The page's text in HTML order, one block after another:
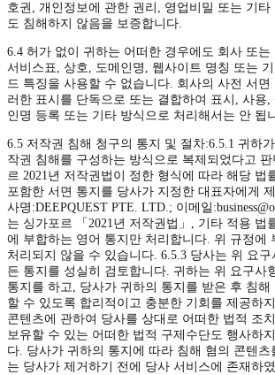
호권, 개인정보에 관한 권리, 영업비밀 또는 기타
도 침해하지 않음을 보증합니다.
6.4 허가 없이 귀하는 어떠한 경우에도 회사 또는
서비스표, 상호, 도메인명, 웹사이트 명칭 또는
드 특징을 사용할 수 없습니다. 회사의 사전 서면
러한 표시를 단독으로 또는 결합하여 표시, 사용,
인명 등록 또는 기타 방식으로 처리해서는 안 됩
6.5 저작권 침해 청구의 통지 및 절차:6.5.1 귀하
작권 침해를 구성하는 방식으로 복제되었다고
르 2021년 저작권법이 정한 형식에 따라 해당 법
포함한 서면 통지를 당사가 지정한 대표자에게
사명:DEEPQUEST PTE. LTD.; 이메일:
는 싱가포르 「2021년 저작권법」, 기타 적용 법
에 부합하는 영어 통지만 처리합니다. 위 규정에
처리되지 않을 수 있습니다. 6.5.3 당사는 위 요
든 통지를 성실히 검토합니다. 귀하는 위 요구사
통지를 하고, 당사가 귀하의 통지를 받은 후 침해
할 수 있도록 합리적이고 충분한 기회를 제공하
콘텐츠에 관하여 당사를 상대로 어떠한 법적 조
보유할 수 있는 어떠한 법적 구제수단도 행사하
다. 당사가 귀하의 통지에 따라 침해 혐의 콘텐
는 당사가 제거하기 전에 당사 서비스에 존재하